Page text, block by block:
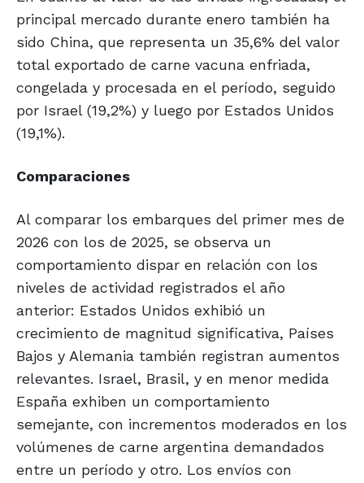
principal mercado durante enero también ha
sido China, que representa un 35,6% del valor
total exportado de carne vacuna enfriada,
congelada y procesada en el período, seguido
por Israel (19,2%) y luego por Estados Unidos
(19,1%).
Comparaciones
Al comparar los embarques del primer mes de
2026 con los de 2025, se observa un
comportamiento dispar en relación con los
niveles de actividad registrados el año
anterior: Estados Unidos exhibió un
crecimiento de magnitud significativa, Países
Bajos y Alemania también registran aumentos
relevantes. Israel, Brasil, y en menor medida
España exhiben un comportamiento
semejante, con incrementos moderados en los
volúmenes de carne argentina demandados
entre un período y otro. Los envíos con